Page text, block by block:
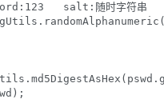
salt:随时字符串